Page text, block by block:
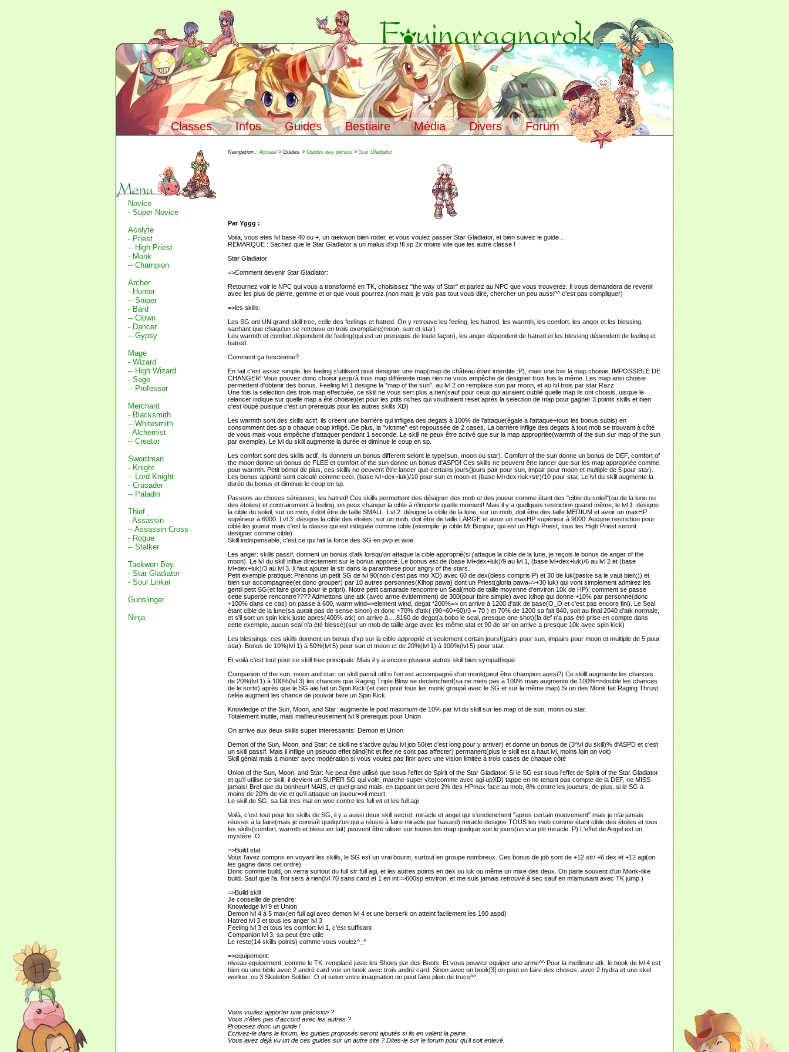
Classes Infos Guides Bestiaire Média Divers Forum
Novice
- Super Novice
Acolyte
- Priest
-- High Priest
- Monk
-- Champion
Archer
- Hunter
-- Sniper
- Bard
-- Clown
- Dancer
-- Gypsy
Mage
- Wizard
-- High Wizard
- Sage
-- Professor
Merchant
- Blacksmith
-- Whitesmith
- Alchemist
-- Creator
Swordman
- Knight
-- Lord Knight
- Crusader
-- Paladin
Thief
- Assassin
-- Assassin Cross
- Rogue
-- Stalker
Taekwon Boy
- Star Gladiator
- Soul Linker
Gunslinger
Ninja
Navigation :Accueil> Guides > Guides des persos > Star Gladiator
Par Yggg :
Voila, vous etes lvl base 40 ou +, un taekwon bien roder, et vous voulez passer Star Gladiator, et bien suivez le guide .
REMARQUE : Sachez que le Star Gladiator a un malus d'xp !Il xp 2x moins vite que les autre classe !
Star Gladiator
=>Comment devenir Star Gladiator:
Retournez voir le NPC qui vous a transformé en TK, choisissez "the way of Star" et parlez au NPC que vous trouverez. Il vous demandera de revenir
avec les plus de pierre, gemme et or que vous pourrez.(non mais je vais pas tout vous dire, chercher un peu aussi^^ c'est pas compliquer)
=>les skills:
Les SG ont UN grand skill tree, celle des feelings et hatred. On y retrouve les feeling, les hatred, les warmth, les comfort, les anger et les blessing,
sachant que chaqu'un se retrouve en trois exemplaire(moon, sun et star)
Les warmth et comfort dépendent de feeling(qui est un prerequis de toute façon), les anger dépendent de hatred et les blessing dépendent de feeling et
hatred.
Comment ça fonctionne?
En fait c'est assez simple, les feeling s'utilisent pour designer une map(map de château étant interdite :P), mais une fois la map choisie, IMPOSSIBLE DE
CHANGER! Vous pouvez donc choisir jusqu'à trois map différente mais rien ne vous empêche de designer trois fois la même. Les map ansi choisie
permettent d'obtenir des bonus. Feeling lvl 1 designe la "map of the sun", au lvl 2 on remplace sun par moon, et au lvl trois par star Razz
Une fois la selection des trois map effectuée, ce skill ne vous sert plus a rien(sauf pour ceux qui auraient oublié quelle map ils ont choisis, uisque le
relancer indique sur quelle map a été choisie)(et pour les ptits riches qui voudraient reset après la selection de map pour gagner 3 points skills et bien
c'est loupé puisque c'est un prerequis pour les autres skills XD)
Les warmth sont des skills actif, ils créent une barrière qui infligea des degats à 100% de l'attaque(égale a l'attaque+tous les bonus subis) en
consomment des sp a chaque coup infligé. De plus, la "victime" est repoussée de 2 cases. La barrière inflige des degats à tout mob se trouvant à côté
de vous mais vous empêche d'attaquer pendant 1 seconde. Le skill ne peux être activé que sur la map appropriée(warmth of the sun sur map of the sun
par exemple). Le lvl du skill augmente la durée et diminue le coup en sp.
Les comfort sont des skills actif. Ils donnent un bonus different selont le type(sun, moon ou star). Comfort of the sun donne un bonus de DEF, comfort of
the moon donne un bonus de FLEE et comfort of the sun donne un bonus d'ASPD! Ces skills ne peuvent être lancer que sur les map appropriée comme
pour warmth. Petit bémol de plus, ces skills ne peuvent être lancer que certains jours(jours pair pour sun, impair pour moon et multiple de 5 pour star).
Les bonus apporté sont calculé comme ceci: (base lvl+dex+luk)/10 pour sun et moon et (base lvl+dex+luk+str)/10 pour star. Le lvl du skill augmente la
durée du bonus et diminue le coup en sp.
Passons au choses sérieuses, les hatred! Ces skills permettent des désigner des mob et des joueur comme étant des "cible du soleil"(ou de la lune ou
des étoiles) et contrairement à feeling, on peux changer la cible à n'importe quelle moment! Mais il y a quellques restriction quand même, le lvl 1: désigne
la cible du soleil, sur un mob, il doit être de taille SMALL. Lvl 2: désigne la cible de la lune, sur un mob, doit être des taille MEDIUM et avoir un maxHP
supérieur à 6000. Lvl 3: désigne la cible des étoiles, sur un mob, doit être de taille LARGE et avoir un maxHP supérieur à 9000. Aucune restriction pour
ciblé les joueur mais c'est la classe qui est indiquée comme cible.(exemple: je cible Mr.Bonjour, qui est un High Priest, tous les High Priest seront
designer comme cible)
Skill indispensable, c'est ce qui fait la force des SG en pvp et woe.
Les anger: skills passif, donnent un bonus d'atk lorsqu'on attaque la cible approprié(si j'attaque la cible de la lune, je reçois le bonus de anger of the
moon). Le lvl du skill influe directement sur le bonus apporté. Le bonus est de (base lvl+dex+luk)/9 au lvl 1, (base lvl+dex+luk)/6 au lvl 2 et (base
lvl+dex+luk)/3 au lvl 3. Il faut ajouter la str dans la paranthese pour angry of the stars.
Petit exemple pratique: Prenons un petit SG de lvl 90(non c'est pas moi XD) avec 60 de dex(bless compris:P) et 30 de luk(paske sa le vaut bien;)) et
bien sur accompagnée(et donc grouper) par 10 autres personnes(Kihop pawa) dont un Priest(gloria pawa=>+30 luk) qui vont simplement admirez les
gentil petit SG(et faire gloria pour le pripri). Notre petit camarade rencontre un Seal(mob de taille moyenne d'environ 10k de HP), comment se passe
cette superbe rencontre???? Admettons une atk (avec arme évidemment) de 300(pour faire simple) avec kihop qui donne +10% par personne(donc
+100% dans ce cas) on passe à 600, warm wind=>element wind, degat *200%=> on arrive à 1200 d'atk de base(O_O et c'est pas encore fini). Le Seal
étant cible de la lune(sa aurait pas de sense sinon) et donc +70% d'atk( (90+60+60)/3 = 70 ) et 70% de 1200 sa fait 840, soit au final 2040 d'atk normale,
et s'il sort un spin kick juste apres(400% atk) on arrive à….8160 de degat(a bobo le seal, presque one shot)(la def n'a pas été prise en compte dans
cette exemple, aucun seal n'a été blessé)(sur un mob de taille arge avec les même stat et 90 de str on arrive a presque 10k avec spin kick)
Les blessings: ces skills donnent un bonus d'xp sur la cible approprié et seulement certain jours!(pairs pour sun, impairs pour moon et multiple de 5 pour
star). Bonus de 10%(lvl 1) à 50%(lvl 5) pour sun et moon et de 20%(lvl 1) à 100%(lvl 5) pour star.
Et voilà c'est tout pour ce skill tree principale. Mais il y a encore plusieur autres skill bien sympathique:
Companion of the sun, moon and star: un skill passif util si l'on est accompagné d'un monk(peut être champion aussi?) Ce skilll augmente les chances
de 20%(lvl 1) à 100%(lvl 3) les chances que Raging Triple Blow se declenchent(sa ne mets pas à 100% mais augmente de 100%=>double les chances
de le sortir) après que le SG aie fait un Spin Kick!(et ceci pour tous les monk groupé avec le SG et sur la même map) Si un des Monk fait Raging Thrust,
celéa augment les chance de pouvoir faire un Spin Kick.
Knowledge of the Sun, Moon, and Star: augmente le poid maximum de 10% par lvl du skill sur les map of de sun, monn ou star.
Totalement inutile, mais malheureusement lvl 9 prerequis pour Union
On arrive aux deux skills super interessants: Demon et Union
Demon of the Sun, Moon, and Star: ce skill ne s'active qu'au lvl job 50(et c'est long pour y arriver) et donne un bonus de (3*lvl du skill)% d'ASPD et c'est
un skill passif. Mais il inflige un pseudo effet blind(hit et flee ne sont pas affecter) permanent(plus le skill est a haut lvl, moins loin on voit)
Skill génial mais à monter avec modération si vous voulez pas finir avec une vision limitée à trois cases de chaque côté
Union of the Sun, Moon, and Star: Ne peut être utilisé que sous l'effet de Spirit of the Star Gladiator. Si le SG est sous l'effet de Spirit of the Star Gladiator
et qu'il utilise ce skill, il devient un SUPER SG qui vole, marche super vite(comme avec agi upXD) tappe en ne tenant pas compte de la DEF, ne MISS
jamais! Bref que du bonheur! MAIS, et quel grand mais, en tappant on perd 2% des HPmax face au mob, 8% contre les joueurs, de plus, si le SG à
moins de 20% de vie et qu'il attaque un joueur=>il meurt.
Le skill de SG, sa fait tres mal en woe contre les full vit et les full agi
Voilà, c'est tout pour les skills de SG, il y a aussi deux skill secret, miracle et angel qui s'enclenchent "apres certain mouvement" mais je n'ai jamais
réussis à la faire(mais je connaît quelqu'un qui a réussi à faire miracle par hasard) miracle designe TOUS les mob comme étant cible des étoiles et tous
les skills(comfort, warmth et bless en fait) peuvent être uiliser sur toutes les map quelque soit le jours(un vrai ptit miracle :P) L'effet de Angel est un
mystère :O
=>Build stat
Vous l'avez compris en voyant les skills, le SG est un vrai bourin, surtout en groupe nombreux. Ces bonus de job sont de +12 str/ +6 dex et +12 agi(on
les gagne dans cet ordre).
Donc comme build, on verra surtout du full str full agi, et les autres points en dex ou luk ou même un mixe des deux. On parle souvent d'un Monk-like
build. Sauf que l'a, l'int sers à rien(lvl 70 sans card et 1 en int=>600sp environ, et me suis jamais retrouvé à sec sauf en m'amusant avec TK jump )
=>Build skill
Je conseille de prendre:
Knowledge lvl 9 et Union
Demon lvl 4 à 5 max(en full agi avec demon lvl 4 et une berserk on atteint facilement les 190 aspd)
Hatred lvl 3 et tous les anger lvl 3
Feeling lvl 3 et tous les comfort lvl 1, c'est suffisant
Companion lvl 3, sa peut être utile
Le reste(14 skills points) comme vous voulez^_^
=>equipement:
niveau equipement, comme le TK. remplacé juste les Shoes par des Boots. Et vous pouvez equiper une arme^^ Pour la meilleure atk, le book de lvl 4 est
bien ou une bible avec 2 andré card voir un book avec trois andré card. Sinon avec un book[3] on peut en faire des choses, avec 2 hydra et une skel
worker, ou 3 Skeleton Soldier :O et selon votre imagination on peut faire plein de trucs^^
Vous voulez apporter une précision ?
Vous n'êtes pas d'accord avec les autres ?
Proposez donc un guide !
Écrivez-le dans le forum, les guides proposés seront ajoutés si ils en valent la peine.
Vous avez déjà vu un de ces guides sur un autre site ? Dites-le sur le forum pour qu'il soit enlevé.